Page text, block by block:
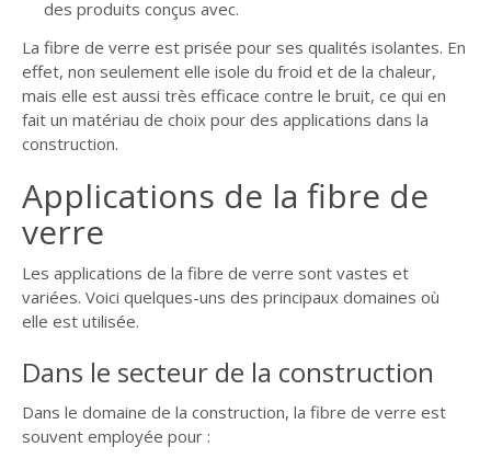
des produits conçus avec.
La fibre de verre est prisée pour ses qualités isolantes. En
effet, non seulement elle isole du froid et de la chaleur,
mais elle est aussi très efficace contre le bruit, ce qui en
fait un matériau de choix pour des applications dans la
construction.
Applications de la fibre de
verre
Les applications de la fibre de verre sont vastes et
variées. Voici quelques-uns des principaux domaines où
elle est utilisée.
Dans le secteur de la construction
Dans le domaine de la construction, la fibre de verre est
souvent employée pour :